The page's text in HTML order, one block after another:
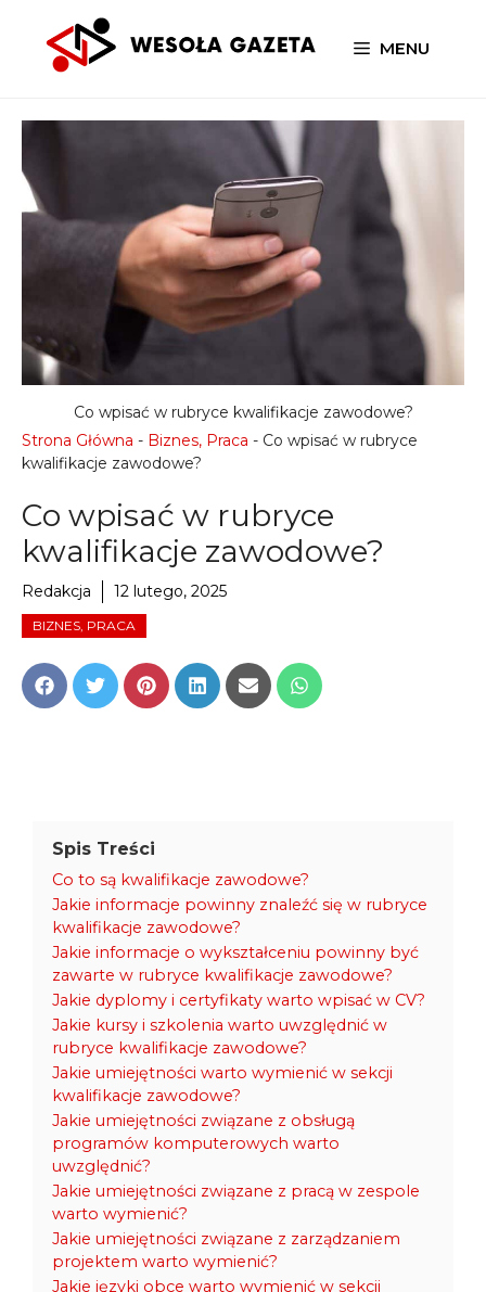
MENU
Strona Główna - Biznes, Praca - Co wpisać w rubryce
kwalifikacje zawodowe?
Co wpisać w rubryce
kwalifikacje zawodowe?
Redakcja 12 lutego, 2025
BIZNES, PRACA
Share
on
Share
on
Share
on
Share
on
Share
on
Share
on
Co wpisać w rubryce kwalifikacje zawodowe?
Spis Treści
Co to są kwalifikacje zawodowe?
Jakie informacje powinny znaleźć się w rubryce
kwalifikacje zawodowe?
Jakie informacje o wykształceniu powinny być
zawarte w rubryce kwalifikacje zawodowe?
Jakie dyplomy i certyfikaty warto wpisać w CV?
Jakie kursy i szkolenia warto uwzględnić w
rubryce kwalifikacje zawodowe?
Jakie umiejętności warto wymienić w sekcji
kwalifikacje zawodowe?
Jakie umiejętności związane z obsługą
programów komputerowych warto
uwzględnić?
Jakie umiejętności związane z pracą w zespole
warto wymienić?
Jakie umiejętności związane z zarządzaniem
projektem warto wymienić?
Jakie języki obce warto wymienić w sekcji